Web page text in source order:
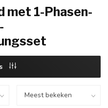
met 1-Phasen-